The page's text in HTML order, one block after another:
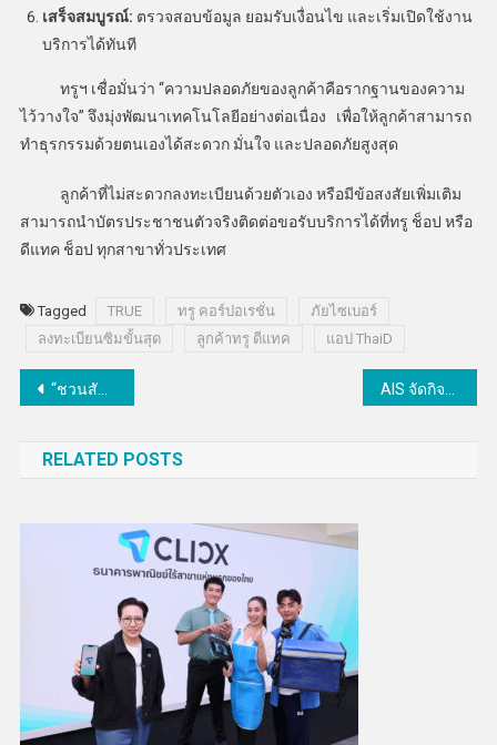
เสร็จสมบูรณ์: ตรวจสอบข้อมูล ยอมรับเงื่อนไข และเริ่มเปิดใช้งาน
บริการได้ทันที
ทรูฯ เชื่อมั่นว่า “ความปลอดภัยของลูกค้าคือรากฐานของความ
ไว้วางใจ” จึงมุ่งพัฒนาเทคโนโลยีอย่างต่อเนื่อง เพื่อให้ลูกค้าสามารถ
ทำธุรกรรมด้วยตนเองได้สะดวก มั่นใจ และปลอดภัยสูงสุด
ลูกค้าที่ไม่สะดวกลงทะเบียนด้วยตัวเอง หรือมีข้อสงสัยเพิ่มเติม
สามารถนำบัตรประชาชนตัวจริงติดต่อขอรับบริการได้ที่ทรู ช็อป หรือ
ดีแทค ช็อป ทุกสาขาทั่วประเทศ
Tagged TRUE ทรู คอร์ปอเรชั่น
ภัยไซเบอร์
ลงทะเบียนซิมขั้นสุด
ลูกค้าทรู ดีแทค แอป ThaiD
แนะแนว
“ชวนสัมผัสดวงดาวด้วยหัวใจ” สดร. ก้าวสู่ปีที่ 3 เปิดโลกดาราศาสตร์เพื่อผู้บกพร่องทางการเห็น AIS จัดกิจกรรมขอบคุณลูกค้า “AIS INFINITE US” จาก BUS และ GELBOYS ลุ้นเข้าร่วมงานง่ายเพียงแลกเอไอเอส พอยท์
RELATED POSTS